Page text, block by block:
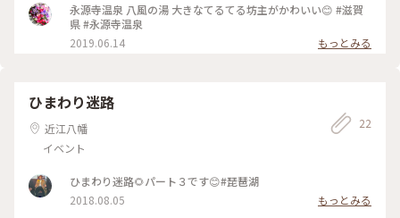
永源寺温泉 八風の湯 大きなてるてる坊主がかわいい😊 #滋賀
県 #永源寺温泉
2019.06.14
もっとみる
ひまわり迷路
近江八幡
イベント
22
ひまわり迷路🌻パート３です😊#琵琶湖
2018.08.05
もっとみる